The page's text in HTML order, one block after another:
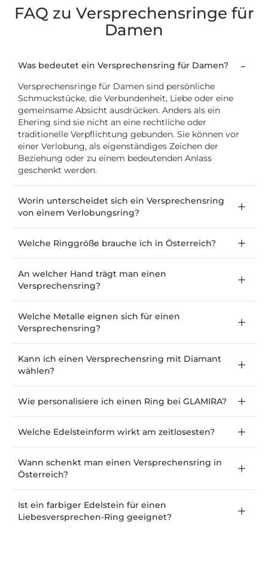
FAQ zu Versprechensringe für
Damen
Was bedeutet ein Versprechensring für Damen?
Versprechensringe für Damen sind persönliche
Schmuckstücke, die Verbundenheit, Liebe oder eine
gemeinsame Absicht ausdrücken. Anders als ein
Ehering sind sie nicht an eine rechtliche oder
traditionelle Verpflichtung gebunden. Sie können vor
einer Verlobung, als eigenständiges Zeichen der
Beziehung oder zu einem bedeutenden Anlass
geschenkt werden.
Worin unterscheidet sich ein Versprechensring
von einem Verlobungsring?
Welche Ringgröße brauche ich in Österreich?
An welcher Hand trägt man einen
Versprechensring?
Welche Metalle eignen sich für einen
Versprechensring?
Kann ich einen Versprechensring mit Diamant
wählen?
Wie personalisiere ich einen Ring bei GLAMIRA?
Welche Edelsteinform wirkt am zeitlosesten?
Wann schenkt man einen Versprechensring in
Österreich?
Ist ein farbiger Edelstein für einen
Liebesversprechen-Ring geeignet?